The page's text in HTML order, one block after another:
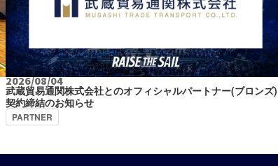
2026/08/04
武蔵貿易通関株式会社とのオフィシャルパートナー(ブロンズ)
契約締結のお知らせ
PARTNER